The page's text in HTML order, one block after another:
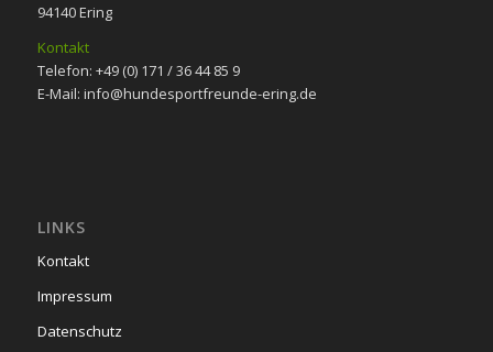
94140 Ering
Kontakt
Telefon: +49 (0) 171 / 36 44 85 9
E-Mail: info@hundesportfreunde-ering.de
LINKS
Kontakt
Impressum
Datenschutz